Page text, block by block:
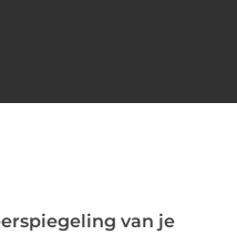
van je